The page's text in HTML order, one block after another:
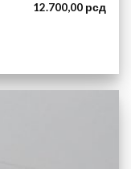
12.700,00 рсд